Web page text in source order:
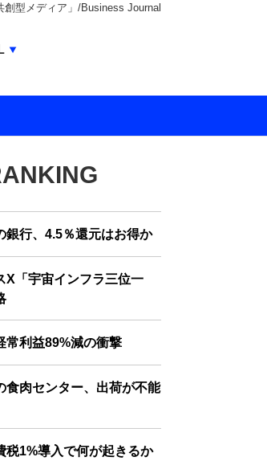
型メディア」/Business Journal
銀行、4.5％還元はお得か
X「宇宙インフラ三位一
常利益89%減の衝撃
食肉センター、出荷が不能
税1%導入で何が起きるか
JOURNAL
JOURNAL
JOURNAL